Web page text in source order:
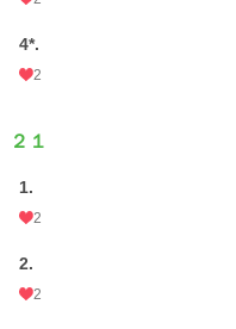
4*.
2
２１
1.
2
2.
2